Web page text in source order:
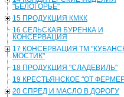
"БЕЛОГОРЬЕ"
15 ПРОДУКЦИЯ КМКК
16 СЕЛЬСКАЯ БУРЕНКА И
КОНСЕРВАЦИЯ
17 КОНСЕРВАЦИЯ ТМ
МОСТИК"
18 ПРОДУКЦИЯ "СЛАДЕВИЛЬ"
19 КРЕСТЬЯНСКОЕ "ОТ
20 СПРЕД И МАСЛО В ДОРОГУ